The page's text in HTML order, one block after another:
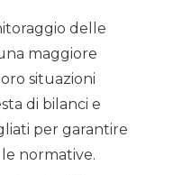
delle
maggiore
situazioni
di bilanci e
per garantire
normative.